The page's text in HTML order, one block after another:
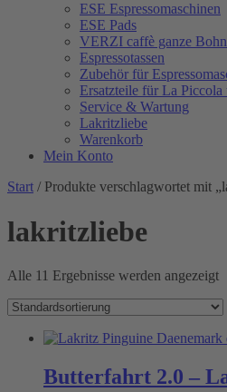
ESE Espressomaschinen
ESE Pads
VERZI caffè ganze
Espressotassen
Zubehör für
Ersatzteile für La
Service & Wartung
Lakritzliebe
Warenkorb
Mein Konto
Start / Produkte verschlagwortet mit
lakritzliebe
Alle 11 Ergebnisse werden angezeigt
Butterfahrt 2.0 –